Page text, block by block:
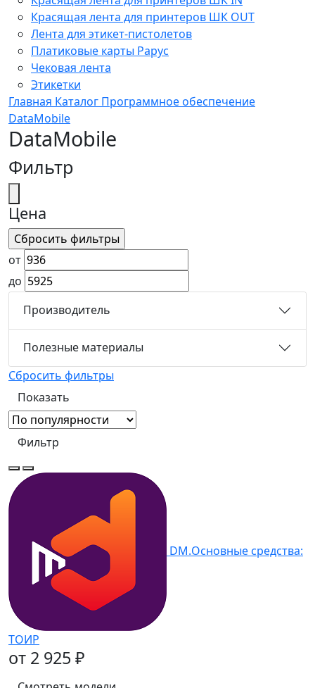
Красящая лента для принтеров ШК OUT
Лента для этикет-пистолетов
Платиковые карты Рарус
Чековая лента
Этикетки
Главная Каталог Программное обеспечение
DataMobile
DataMobile
Фильтр
Цена
от
до
Производитель
Полезные материалы
Сбросить фильтры
Фильтр
DM.Основные средства:
ТОИР
от 2 925 ₽